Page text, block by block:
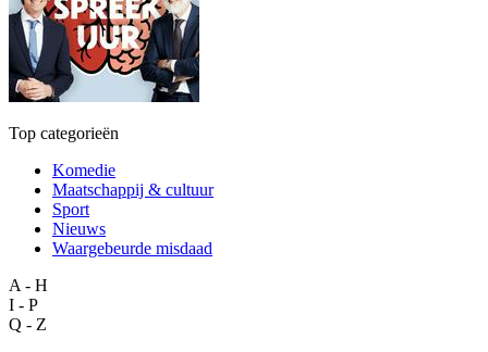
Top categorieën
Komedie
Maatschappij & cultuur
Sport
Nieuws
Waargebeurde misdaad
A - H
I - P
Q - Z